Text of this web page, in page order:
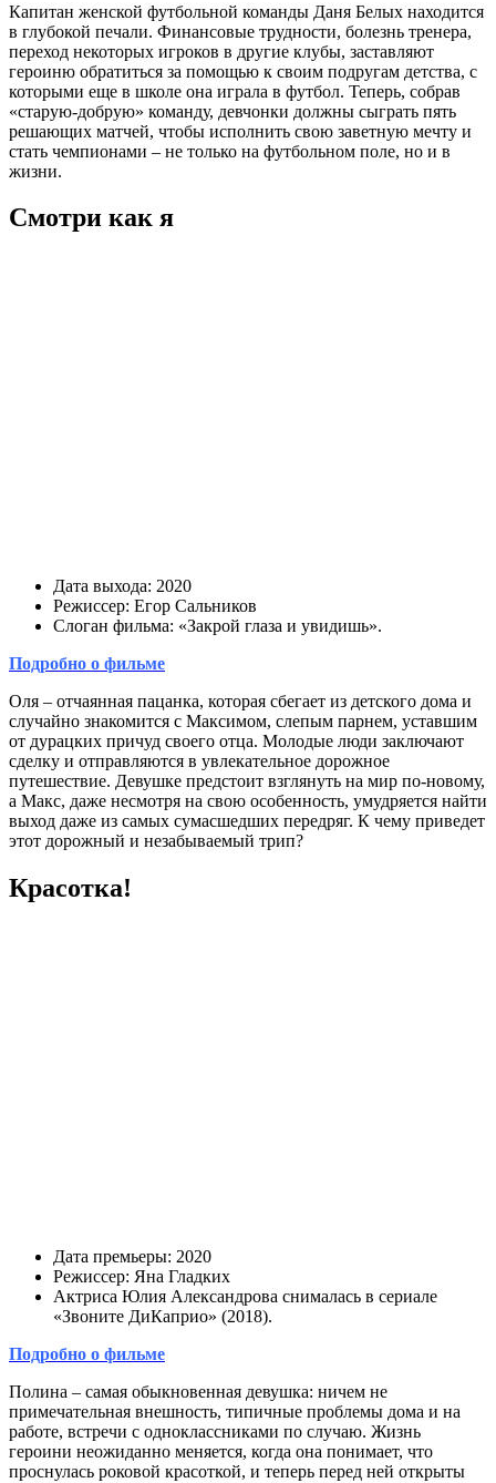
Капитан женской футбольной команды Даня Белых находится
в глубокой печали. Финансовые трудности, болезнь тренера,
переход некоторых игроков в другие клубы, заставляют
героиню обратиться за помощью к своим подругам детства, с
которыми еще в школе она играла в футбол. Теперь, собрав
«старую-добрую» команду, девчонки должны сыграть пять
решающих матчей, чтобы исполнить свою заветную мечту и
стать чемпионами – не только на футбольном поле, но и в
жизни.
Смотри как я
Дата выхода: 2020
Режиссер: Егор Сальников
Слоган фильма: «Закрой глаза и увидишь».
Подробно о фильме
Оля – отчаянная пацанка, которая сбегает из детского дома и
случайно знакомится с Максимом, слепым парнем, уставшим
от дурацких причуд своего отца. Молодые люди заключают
сделку и отправляются в увлекательное дорожное
путешествие. Девушке предстоит взглянуть на мир по-новому,
а Макс, даже несмотря на свою особенность, умудряется найти
выход даже из самых сумасшедших передряг. К чему приведет
этот дорожный и незабываемый трип?
Красотка!
Дата премьеры: 2020
Режиссер: Яна Гладких
Актриса Юлия Александрова снималась в сериале
«Звоните ДиКаприо» (2018).
Подробно о фильме
Полина – самая обыкновенная девушка: ничем не
примечательная внешность, типичные проблемы дома и на
работе, встречи с одноклассниками по случаю. Жизнь
героини неожиданно меняется, когда она понимает, что
проснулась роковой красоткой, и теперь перед ней открыты